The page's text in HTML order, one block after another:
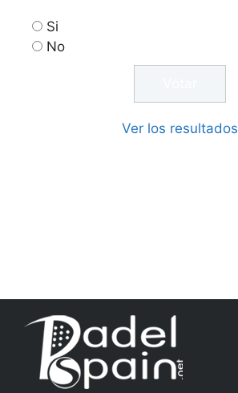
Si
No
Ver los resultados